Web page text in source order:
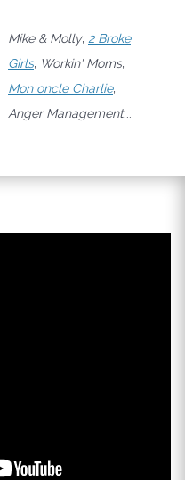
Mike & Molly, 2 Broke
Girls, Workin' Moms,
Mon oncle Charlie,
Anger Management...